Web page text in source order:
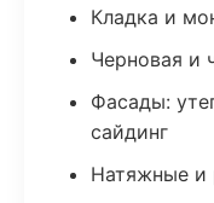
Кладка и
Черновая и
Фасады:
сайдинг
Натяжные и